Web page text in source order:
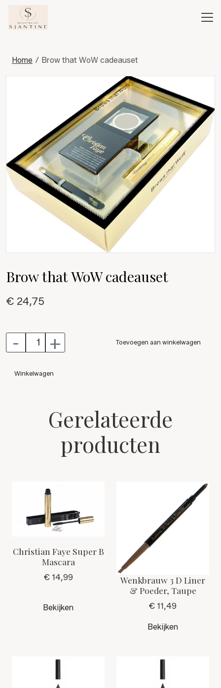
Home Brow that WoW cadeauset
Brow that WoW cadeauset
€ 24,75
- + Toevoegen aan winkelwagen
Winkelwagen
Gerelateerde
producten
Christian Faye Super B
Mascara
€ 14,99
Bekijken
Wenkbrauw 3 D Liner
& Poeder, Taupe
€ 11,49
Bekijken